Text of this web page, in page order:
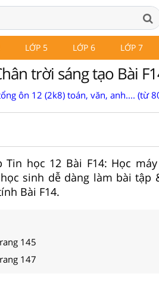
LỚP 5 LỚP 6 LỚP 7
trời sáng tạo Bài
ôn 12 (2k8) toán, văn, anh.... (từ
học 12 Bài F14: Học
sinh dễ dàng làm bài
Bài F14.
145
147